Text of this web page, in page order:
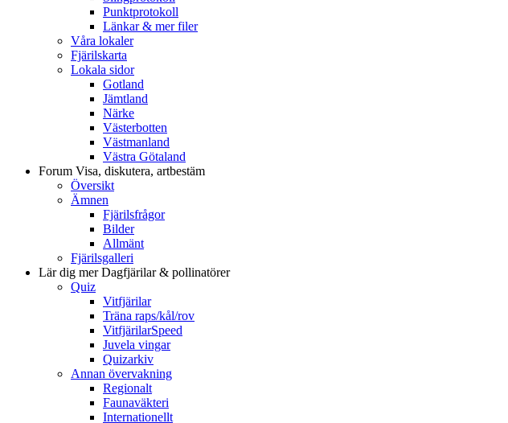
Punktprotokoll
Länkar & mer filer
Våra lokaler
Fjärilskarta
Lokala sidor
Gotland
Jämtland
Närke
Västerbotten
Västmanland
Västra Götaland
Forum Visa, diskutera, artbestäm
Översikt
Ämnen
Fjärilsfrågor
Bilder
Allmänt
Fjärilsgalleri
Lär dig merDagfjärilar & pollinatörer
Quiz
Vitfjärilar
Träna raps/kål/rov
VitfjärilarSpeed
Juvela vingar
Quizarkiv
Annan övervakning
Regionalt
Faunaväkteri
Internationellt